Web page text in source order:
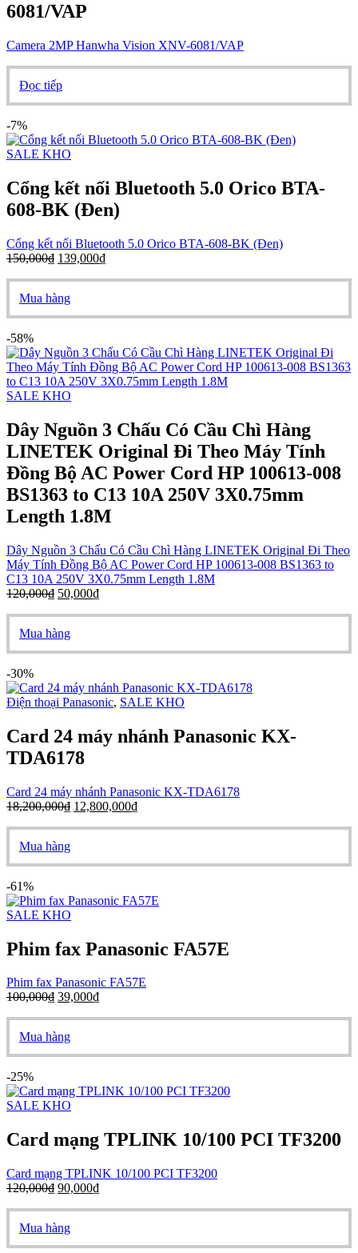
6081/VAP
Camera 2MP Hanwha Vision XNV-6081/VAP
Đọc tiếp
-7%
SALE KHO
Cổng kết nối Bluetooth 5.0 Orico BTA-
608-BK (Đen)
Cổng kết nối Bluetooth 5.0 Orico BTA-608-BK (Đen)
150,000₫ 139,000₫
Mua hàng
-58%
SALE KHO
Dây Nguồn 3 Chấu Có Cầu Chì Hàng
LINETEK Original Đi Theo Máy Tính
Đồng Bộ AC Power Cord HP 100613-008
BS1363 to C13 10A 250V 3X0.75mm
Length 1.8M
Dây Nguồn 3 Chấu Có Cầu Chì Hàng LINETEK Original Đi Theo
Máy Tính Đồng Bộ AC Power Cord HP 100613-008 BS1363 to
C13 10A 250V 3X0.75mm Length 1.8M
120,000₫ 50,000₫
Mua hàng
-30%
Điện thoại Panasonic, SALE KHO
Card 24 máy nhánh Panasonic KX-
TDA6178
Card 24 máy nhánh Panasonic KX-TDA6178
18,200,000₫ 12,800,000₫
Mua hàng
-61%
SALE KHO
Phim fax Panasonic FA57E
Phim fax Panasonic FA57E
100,000₫ 39,000₫
Mua hàng
-25%
SALE KHO
Card mạng TPLINK 10/100 PCI TF3200
Card mạng TPLINK 10/100 PCI TF3200
120,000₫ 90,000₫
Mua hàng